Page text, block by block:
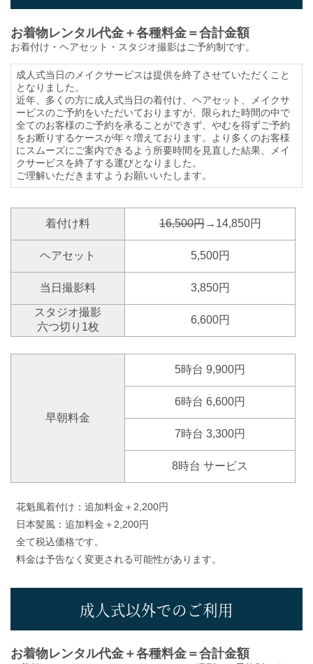
お着物レンタル代金＋各種料金＝合計金額
お着付け・ヘアセット・スタジオ撮影はご予約制です。
成人式当日のメイクサービスは提供を終了させていただくこと
となりました。
近年、多くの方に成人式当日の着付け、ヘアセット、メイクサ
ービスのご予約をいただいておりますが、限られた時間の中で
全てのお客様のご予約を承ることができず、やむを得ずご予約
をお断りするケースが年々増えております。より多くのお客様
にスムーズにご案内できるよう所要時間を見直した結果、メイ
クサービスを終了する運びとなりました。
ご理解いただきますようお願いいたします。
着付け料 16,500円→14,850円
ヘアセット 5,500円
当日撮影料 3,850円
スタジオ撮影
六つ切り1枚
6,600円
早朝料金
5時台 9,900円
6時台 6,600円
7時台 3,300円
8時台 サービス
花魁風着付け：追加料金＋2,200円
日本髪風：追加料金＋2,200円
全て税込価格です。
料金は予告なく変更される可能性があります。
成人式以外でのご利用
お着物レンタル代金＋各種料金＝合計金額